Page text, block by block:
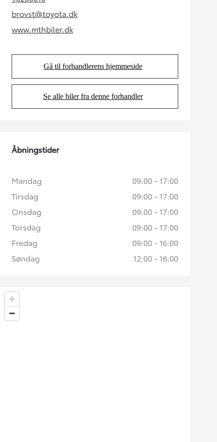
(Opens in new tab)
brovst@toyota.dk(Opens in new tab)
www.mthbiler.dk(Opens in new tab)
Gå til forhandlerens hjemmeside
(Opens in new tab)
Se alle biler fra denne forhandler
(Opens in new tab)
Åbningstider
Mandag
09:00 - 17:00
Tirsdag
09:00 - 17:00
Onsdag
09:00 - 17:00
Torsdag
09:00 - 17:00
Fredag
09:00 - 16:00
Søndag
12:00 - 16:00